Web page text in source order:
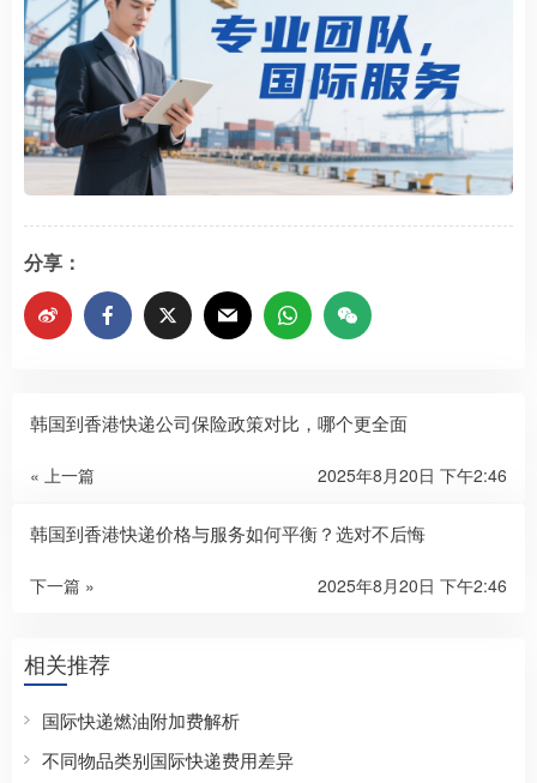
分享：
韩国到香港快递公司保险政策对比，哪个更全面
« 上一篇 2025年8月20日 下午2:46
韩国到香港快递价格与服务如何平衡？选对不后悔
下一篇 » 2025年8月20日 下午2:46
相关推荐
国际快递燃油附加费解析
不同物品类别国际快递费用差异